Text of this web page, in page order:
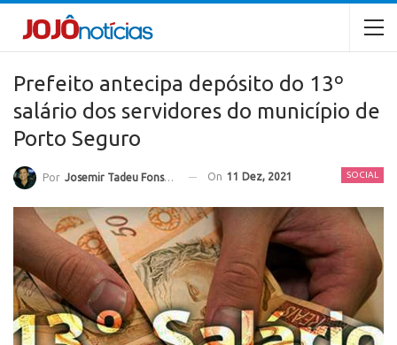
Prefeito antecipa depósito do 13º
salário dos servidores do município de
Porto Seguro
SOCIAL
Por Josemir Tadeu Fonseca On 11 Dez, 2021